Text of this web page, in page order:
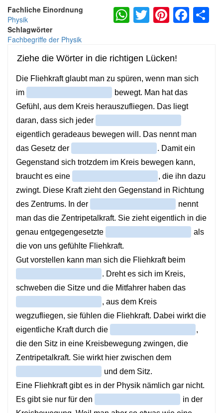
Fachliche Einordnung
Physik
Schlagwörter
Fachbegriffe der Physik
WhatsApp
Twitter